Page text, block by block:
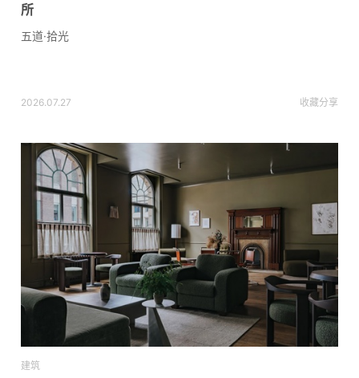
所
五道·拾光
2026.07.27 收藏分享
建筑